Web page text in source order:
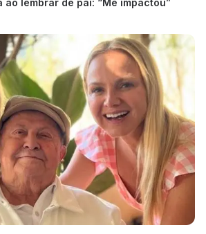
ao lembrar de pai: “Me impactou”